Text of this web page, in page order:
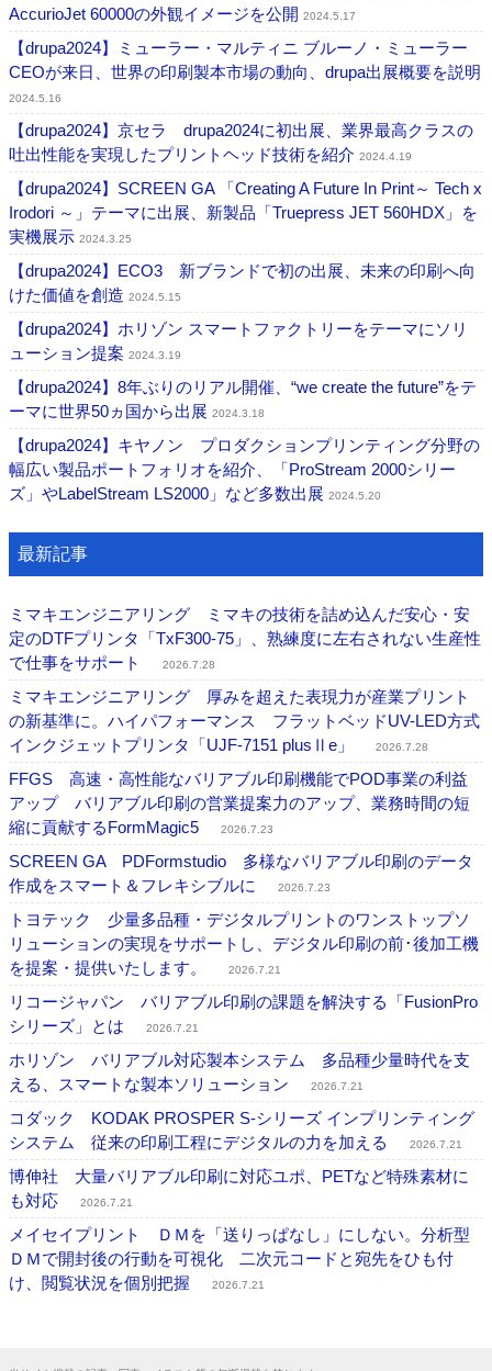
AccurioJet 60000の外観イメージを公開 2024.5.17
【drupa2024】ミューラー・マルティニ ブルーノ・ミューラー
CEOが来日、世界の印刷製本市場の動向、drupa出展概要を説明
2024.5.16
【drupa2024】京セラ drupa2024に初出展、業界最高クラスの
吐出性能を実現したプリントヘッド技術を紹介 2024.4.19
【drupa2024】SCREEN GA 「Creating A Future In Print～ Tech x
Irodori ～」テーマに出展、新製品「Truepress JET 560HDX」を
実機展示 2024.3.25
【drupa2024】ECO3 新ブランドで初の出展、未来の印刷へ向
けた価値を創造 2024.5.15
【drupa2024】ホリゾン スマートファクトリーをテーマにソリ
ューション提案 2024.3.19
【drupa2024】8年ぶりのリアル開催、“we create the future”をテ
ーマに世界50ヵ国から出展 2024.3.18
【drupa2024】キヤノン プロダクションプリンティング分野の
幅広い製品ポートフォリオを紹介、「ProStream 2000シリー
ズ」やLabelStream LS2000」など多数出展 2024.5.20
最新記事
ミマキエンジニアリング ミマキの技術を詰め込んだ安心・安
定のDTFプリンタ「TxF300-75」、熟練度に左右されない生産性
で仕事をサポート
2026.7.28
ミマキエンジニアリング 厚みを超えた表現力が産業プリント
の新基準に。ハイパフォーマンス フラットベッドUV-LED方式
インクジェットプリンタ「UJF-7151 plusⅡe」
2026.7.28
FFGS 高速・高性能なバリアブル印刷機能でPOD事業の利益
アップ バリアブル印刷の営業提案力のアップ、業務時間の短
縮に貢献するFormMagic5
2026.7.23
SCREEN GA PDFormstudio 多様なバリアブル印刷のデータ
作成をスマート＆フレキシブルに
2026.7.23
トヨテック 少量多品種・デジタルプリントのワンストップソ
リューションの実現をサポートし、デジタル印刷の前･後加工機
を提案・提供いたします。
2026.7.21
リコージャパン バリアブル印刷の課題を解決する「FusionPro
シリーズ」とは
2026.7.21
ホリゾン バリアブル対応製本システム 多品種少量時代を支
える、スマートな製本ソリューション
2026.7.21
コダック KODAK PROSPER S-シリーズ インプリンティング
システム 従来の印刷工程にデジタルの力を加える
2026.7.21
博伸社 大量バリアブル印刷に対応ユポ、PETなど特殊素材に
も対応
2026.7.21
メイセイプリント ＤＭを「送りっぱなし」にしない。分析型
ＤＭで開封後の行動を可視化 二次元コードと宛先をひも付
け、閲覧状況を個別把握
2026.7.21